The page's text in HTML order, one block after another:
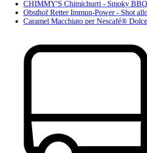
CHIMMY'S Chimichurri - Smoky
Obsthof Retter Immun-Power - Shot
Caramel Macchiato per Nescafé®